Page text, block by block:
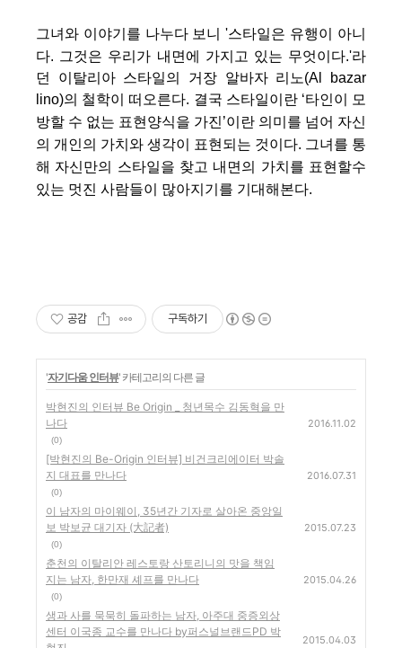
그녀와 이야기를 나누다 보니'스타일은 유행이 아니
다. 그것은 우리가 내면에 가지고 있는 무엇이다.'라
던
이탈리아 스타일의 거장 알바자 리노(Al bazar
lino)의 철학이 떠오른다. 결국 스타일이란 ‘타인이 모
방할 수 없는 표현양식을 가진’이란 의미를 넘어 자신
의 개인의 가치와 생각이
표현되는 것이다. 그녀를 통
해 자신만의 스타일을 찾고 내면의 가치를 표현할수
있는 멋진 사람들이 많아지기를 기대해본다.
공감 구독하기
'자기다움 인터뷰' 카테고리의 다른 글
박현진의 인터뷰 Be Origin _ 청년목수 김동혁을 만
나다
(0)
2016.11.02
[박현진의 Be-Origin 인터뷰] 비건크리에이터 박솔
지 대표를 만나다
(0)
2016.07.31
이 남자의 마이웨이, 35년간 기자로 살아온 중앙일
보 박보균 대기자 (大記者)
(0)
2015.07.23
춘천의 이탈리안 레스토랑 산토리니의 맛을 책임
지는 남자, 한만재 셰프를 만나다
(0)
2015.04.26
생과 사를 묵묵히 돌파하는 남자, 아주대 중증외상
센터 이국종 교수를 만나다 by퍼스널브랜드PD 박
2015.04.03